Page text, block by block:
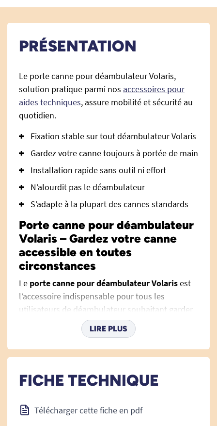
PRÉSENTATION
Le porte canne pour déambulateur Volaris,
solution pratique parmi nos accessoires pour
aides techniques, assure mobilité et sécurité au
quotidien.
Fixation stable sur tout déambulateur Volaris
Gardez votre canne toujours à portée de main
Installation rapide sans outil ni effort
N’alourdit pas le déambulateur
S’adapte à la plupart des cannes standards
Porte canne pour déambulateur
Volaris – Gardez votre canne
accessible en toutes
circonstances
Le porte canne pour déambulateur Volarisest
l’accessoire indispensable pour tous les
utilisateurs de déambulateur souhaitant garder
leur canne à portée de main, sans compromis
sur la sécurité ni l’autonomie. Parfaitement
adapté à la gamme Volaris, il permet de
vos déplacements, en intérieur comme en
extérieur. Ni les marches, ni les changements de
canne demeure toujours disponible, sans jamais
LIRE PLUS
FICHE TECHNIQUE
Télécharger cette fiche en pdf